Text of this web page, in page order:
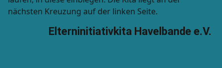
nächsten Kreuzung auf der linken Seite.
Elterninitiativkita Havelbande e.V.